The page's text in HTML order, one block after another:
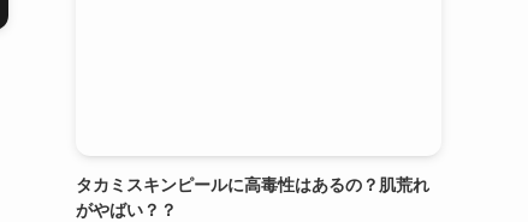
タカミスキンピールに高毒性はあるの？肌荒れ
がやばい？？